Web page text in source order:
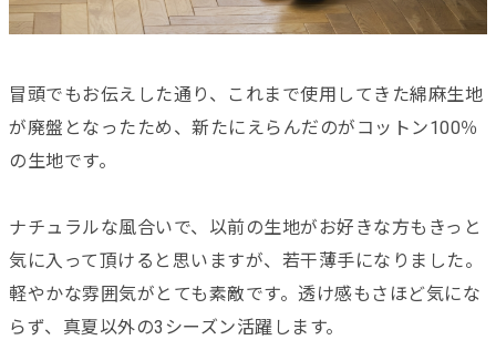
冒頭でもお伝えした通り、これまで使用してきた綿麻生地
が廃盤となったため、新たにえらんだのがコットン100％
の生地です。
ナチュラルな風合いで、以前の生地がお好きな方もきっと
気に入って頂けると思いますが、若干薄手になりました。
軽やかな雰囲気がとても素敵です。透け感もさほど気にな
らず、真夏以外の3シーズン活躍します。